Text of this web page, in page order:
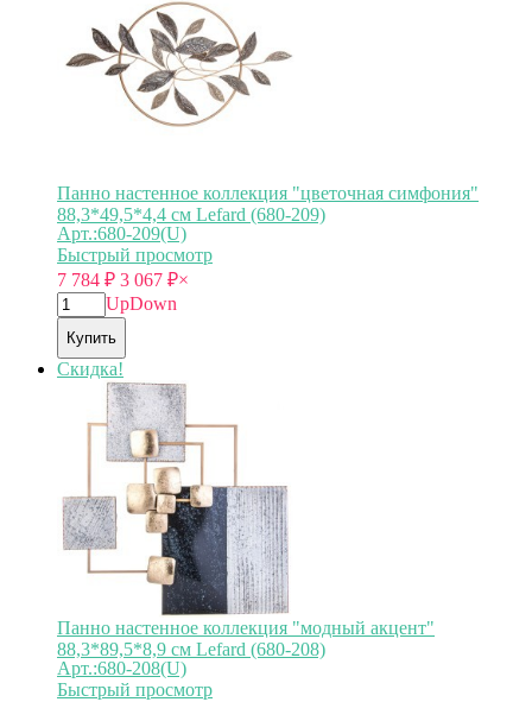
Панно настенное коллекция "цветочная симфония"
88,3*49,5*4,4 см Lefard (680-209)
Арт.:680-209(U)
Быстрый просмотр
7 784 ₽ 3 067 ₽×
UpDown
Купить
Скидка!
Панно настенное коллекция "модный акцент"
88,3*89,5*8,9 см Lefard (680-208)
Арт.:680-208(U)
Быстрый просмотр